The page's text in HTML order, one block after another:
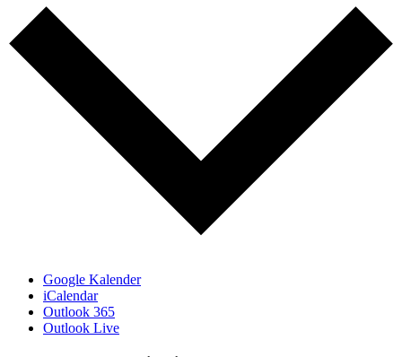
Google Kalender
iCalendar
Outlook 365
Outlook Live